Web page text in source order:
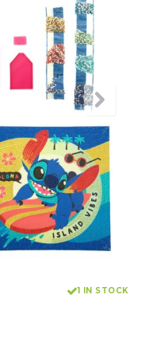
1 IN STOCK